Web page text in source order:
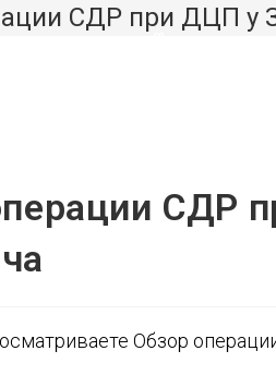
СДР при ДЦП у
СДР